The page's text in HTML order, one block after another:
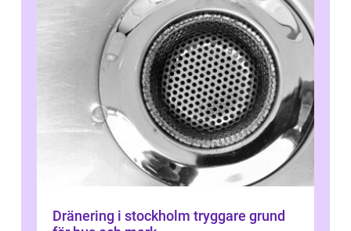
Dränering i stockholm tryggare grund